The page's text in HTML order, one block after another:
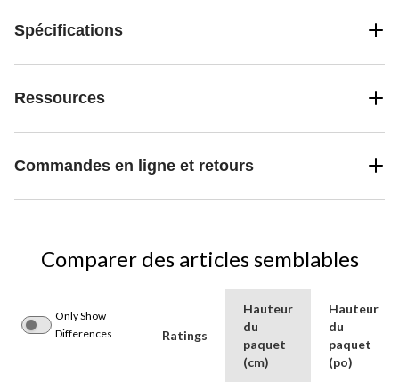
Spécifications
Ressources
Commandes en ligne et retours
Comparer des articles semblables
Only Show
Differences
Ratings
Hauteur
du
paquet
(cm)
Hauteur
du
paquet
(po)